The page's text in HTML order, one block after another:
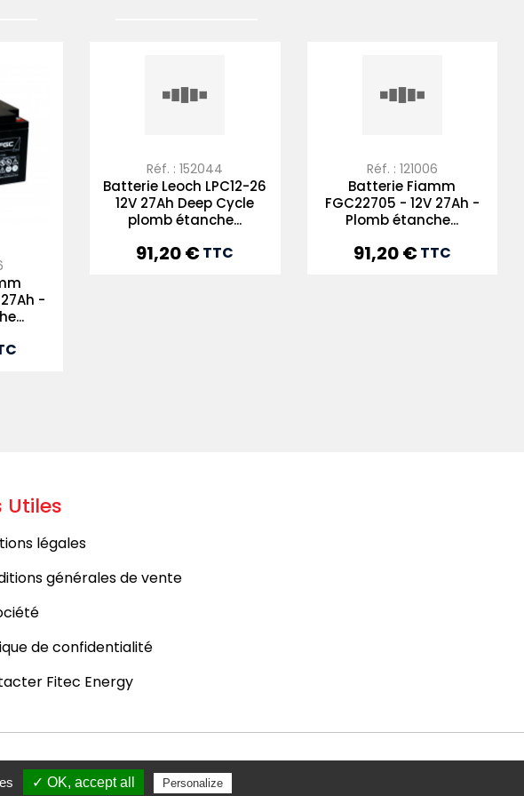
-
Réf. : 152044
Batterie Leoch LPC12-26
12V 27Ah Deep Cycle
plomb étanche...
Prix
91,20 €TTC
Réf. : 121006
Batterie Fiamm
FGC22705 - 12V 27Ah -
Plomb étanche...
Prix
91,20 €TTC
Utiles
légales
générales de vente
de confidentialité
Fitec Energy
✓ OK, accept all Personalize